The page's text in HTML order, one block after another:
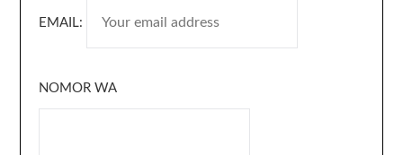
EMAIL:
NOMOR WA